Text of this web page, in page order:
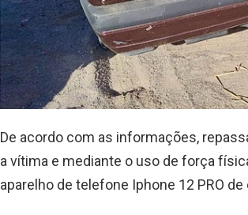
De acordo com as informações,
a vítima e mediante o uso de força
aparelho de telefone Iphone 12 PRO de